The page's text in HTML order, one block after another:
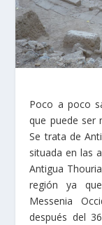
Poco a poco
que puede ser
Se trata de
situada en las
Antigua
región ya
Messenia
después del